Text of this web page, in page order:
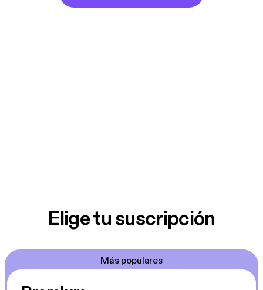
Elige tu suscripción
Más populares